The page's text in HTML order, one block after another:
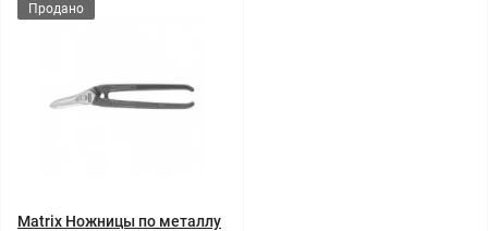
Продано
Matrix Ножницы по металлу